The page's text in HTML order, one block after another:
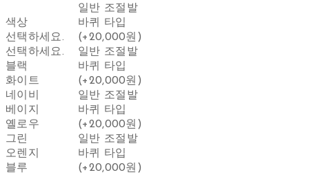
색상
선택하세요.
선택하세요.
블랙
화이트
네이비
베이지
옐로우
그린
오렌지
블루
일반 조절발
바퀴 타입
(+20,000원)
일반 조절발
바퀴 타입
(+20,000원)
일반 조절발
바퀴 타입
(+20,000원)
일반 조절발
바퀴 타입
(+20,000원)